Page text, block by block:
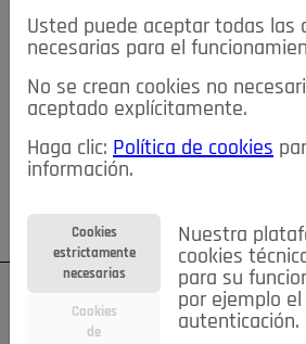
≡NOTICIAS
NOTICIAS SERVICIOS DE
TABLÓN DE ANUNCIOS MIS ANUNCIOS
NOSOTROS
Su cuenta Regístrese ¿Olvidó
Usted puede aceptar todas las
necesarias para el
No se crean cookies no
aceptado explícitamente.
Haga clic: Política de cookies
información.
Cookies
estrictamente
necesarias
Cookies
de
Nuestra
cookies
para su
por ejemplo
autenticación.